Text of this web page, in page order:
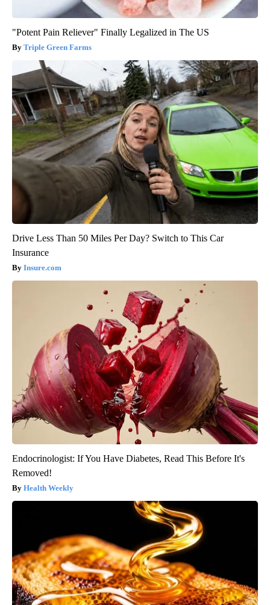
"Potent Pain Reliever" Finally Legalized in The US
Triple Green Farms
Drive Less Than 50 Miles Per Day? Switch to This Car
Insurance
Insure.com
Endocrinologist: If You Have Diabetes, Read This Before It's
Removed!
Health Weekly